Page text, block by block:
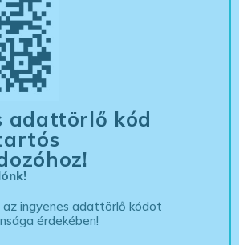
adattörlő kód
az ingyenes adattörlő kódot
érdekében!